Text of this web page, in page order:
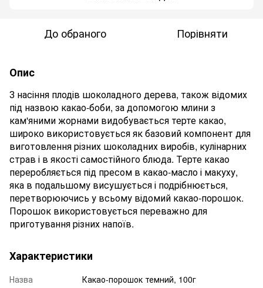
До обраного Порівняти
Опис
З насіння плодів шоколадного дерева, також відомих
під назвою какао-боби, за допомогою млини з
кам'яними жорнами видобувається терте какао,
широко використовується як базовий компонент для
виготовлення різних шоколадних виробів, кулінарних
страв і в якості самостійного блюда. Терте какао
переробляється під пресом в какао-масло і макуху,
яка в подальшому висушується і подрібнюється,
перетворюючись у всьому відомий какао-порошок.
Порошок використовується переважно для
приготування різних напоїв.
Характеристики
Назва
Какао-порошок темний, 100г